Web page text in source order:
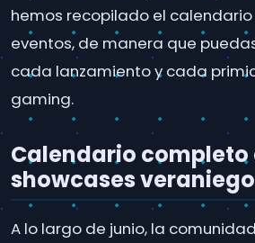
hemos recopilado el
eventos, de manera que
cada lanzamiento y cada
gaming.
Calendario completo
showcases
A lo largo de junio, la